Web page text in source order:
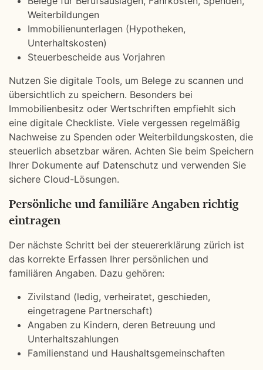
Weiterbildungen
Immobilienunterlagen (Hypotheken,
Unterhaltskosten)
Steuerbescheide aus Vorjahren
Nutzen Sie digitale Tools, um Belege zu scannen und
übersichtlich zu speichern. Besonders bei
Immobilienbesitz oder Wertschriften empfiehlt sich
eine digitale Checkliste. Viele vergessen regelmäßig
Nachweise zu Spenden oder Weiterbildungskosten, die
steuerlich absetzbar wären. Achten Sie beim Speichern
Ihrer Dokumente auf Datenschutz und verwenden Sie
sichere Cloud-Lösungen.
Persönliche und familiäre Angaben richtig
eintragen
Der nächste Schritt bei der steuererklärung zürich ist
das korrekte Erfassen Ihrer persönlichen und
familiären Angaben. Dazu gehören:
Zivilstand (ledig, verheiratet, geschieden,
eingetragene Partnerschaft)
Angaben zu Kindern, deren Betreuung und
Unterhaltszahlungen
Familienstand und Haushaltsgemeinschaften